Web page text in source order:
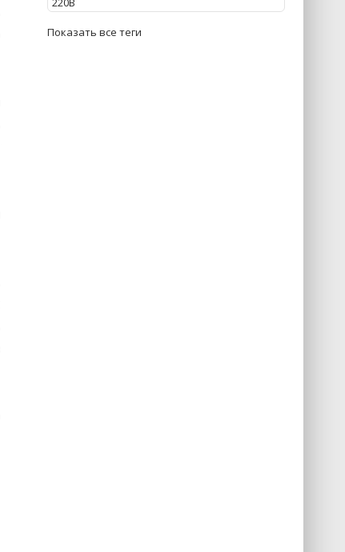
Показать все теги